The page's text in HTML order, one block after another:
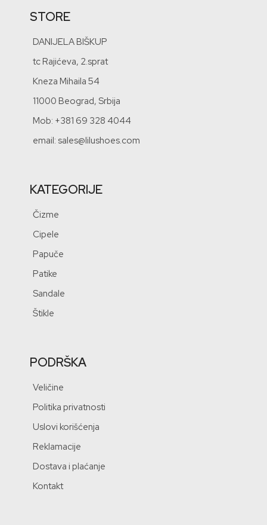
STORE
DANIJELA BIŠKUP
tc Rajićeva, 2.sprat
Kneza Mihaila 54
11000 Beograd, Srbija
Mob: +381 69 328 4044
email: sales@lilushoes.com
KATEGORIJE
Čizme
Cipele
Papuče
Patike
Sandale
Štikle
PODRŠKA
Veličine
Politika privatnosti
Uslovi korišćenja
Reklamacije
Dostava i plaćanje
Kontakt